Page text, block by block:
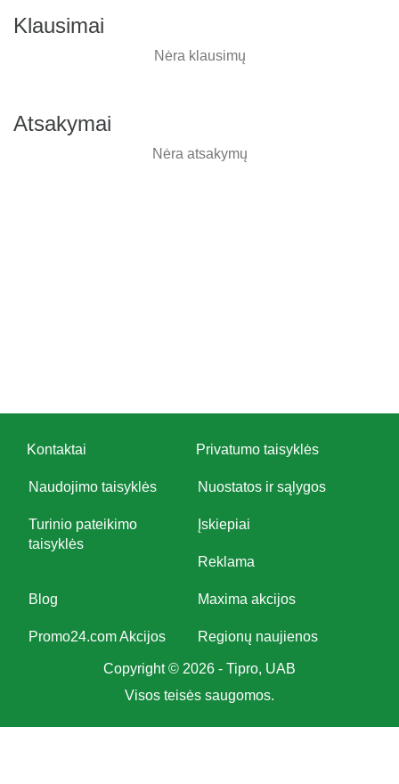
Klausimai
Nėra klausimų
Atsakymai
Nėra atsakymų
Kontaktai Privatumo taisyklės
Naudojimo taisyklės Nuostatos ir sąlygos
Turinio pateikimo
taisyklės
Įskiepiai
Reklama
Blog Maxima akcijos
Promo24.com Akcijos Regionų naujienos
Copyright © 2026 - Tipro, UAB
Visos teisės saugomos.